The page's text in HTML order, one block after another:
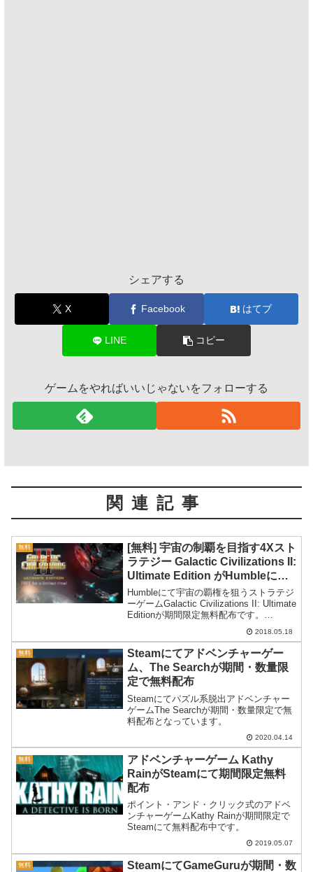
シェアする
X Facebook はてブ
LINE コピー
ゲームをやればいいじゃないをフォローする
関連記事
無料
[無料] 宇宙の制覇を目指す4Xスト
ラテジー Galactic Civilizations II:
Ultimate Edition がHumbleにて
期間限定無料配布
Humbleにて宇宙の覇権を狙うストラテジ
ーゲームGalactic Civilizations II: Ultimate
Editionが期間限定無料配布です。
Galactic Civilizations II: Ultimate Edit...
2018.05.18
無料
Steamにてアドベンチャーゲー
ム、The Searchが期間・数量限
定で無料配布
Steamにてパズル系脱出アドベンチャー
ゲームThe Searchが期間・数量限定で無
料配布となっています。
2020.04.14
無料
アドベンチャーゲーム Kathy
RainがSteamにて期間限定無料
配布
ポイント・アンド・クリック式のアドベ
ンチャーゲームKathy Rainが期間限定で
Steamにて無料配布中です。
2019.05.07
無料
SteamにてGameGuruが期間・数